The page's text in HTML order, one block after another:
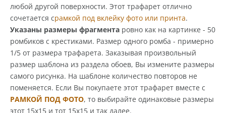
любой другой поверхности. Этот трафарет отлично
сочетается срамкой под вклейку фото или принта.
Указаны размеры фрагмента ровно как на картинке - 50
ромбиков с крестиками. Размер одного ромба - примерно
1/5 от размера трафарета. Заказывая произвольный
размер шаблона из раздела обоев, Вы измените размеры
самого рисунка. На шаблоне количество повторов не
поменяется. Если Вы покупаете этот трафарет вместе с
РАМКОЙ ПОД ФОТО, то выбирайте одинаковые размеры
этот 15х15 и тот 15х15 и так далее.